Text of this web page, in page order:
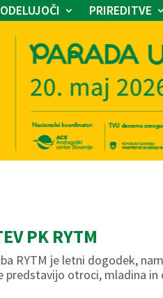
PRIREDITVE
PK RYTM
RYTM je letni dogodek,
otroci, mladina